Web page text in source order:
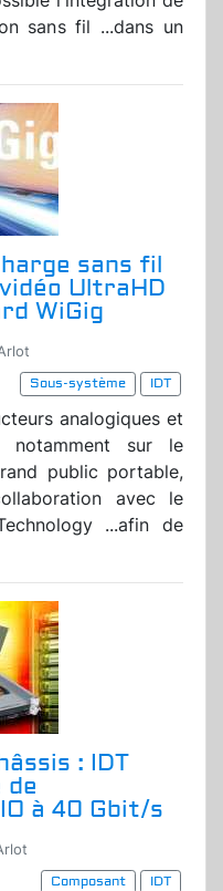
sans fil ...dans un
sans fil
UltraHD
WiGig
Sous-système
IDT
analogiques et
notamment sur le
public portable,
avec le
...afin de
: IDT
de
à 40 Gbit/s
Composant
IDT